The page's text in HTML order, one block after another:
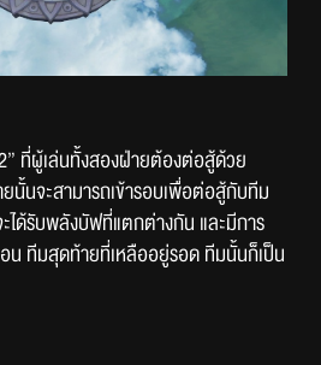
ที่ผู้เล่นทั้งสองฝ่ายต้องต่อสู้ด้วย
นั้นจะสามารถเข้ารอบเพื่อต่อสู้กับทีม
ได้รับพลังบัฟที่แตกต่างกัน และมีการ
น ทีมสุดท้ายที่เหลืออยู่รอด ทีมนั้นก็เป็น